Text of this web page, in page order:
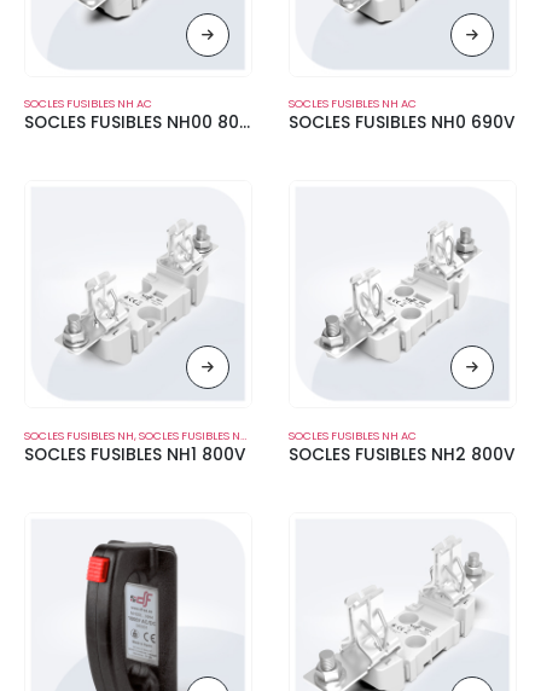
SOCLES FUSIBLES NH AC
SOCLES FUSIBLES NH00 800V
SOCLES FUSIBLES NH AC
SOCLES FUSIBLES NH0 690V
SOCLES FUSIBLES NH,SOCLES FUSIBLES NH AC
SOCLES FUSIBLES NH1 800V
SOCLES FUSIBLES NH AC
SOCLES FUSIBLES NH2 800V